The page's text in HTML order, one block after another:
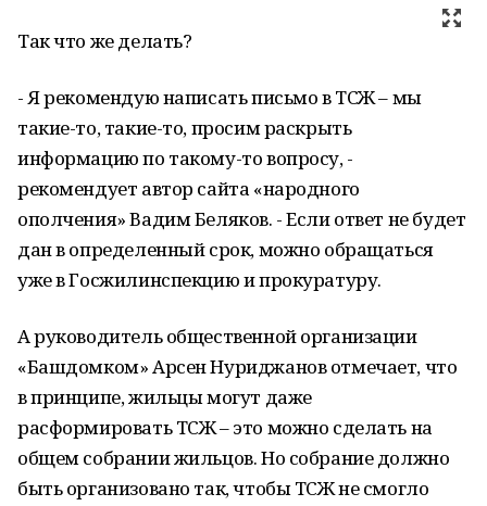
Так что же делать?
- Я рекомендую написать письмо в ТСЖ – мы
такие-то, такие-то, просим раскрыть
информацию по такому-то вопросу, -
рекомендует автор сайта «народного
ополчения» Вадим Беляков. - Если ответ не будет
дан в определенный срок, можно обращаться
уже в Госжилинспекцию и прокуратуру.
А руководитель общественной организации
«Башдомком» Арсен Нуриджанов отмечает, что
в принципе, жильцы могут даже
расформировать ТСЖ – это можно сделать на
общем собрании жильцов. Но собрание должно
быть организовано так, чтобы ТСЖ не смогло